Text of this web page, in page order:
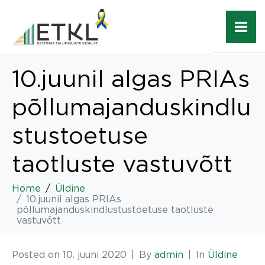
10.juunil algas PRIAs
põllumajanduskindlu
stustoetuse
taotluste vastuvõtt
Home
Üldine
10.juunil algas PRIAs
põllumajanduskindlustustoetuse taotluste
vastuvõtt
Posted on 10. juuni 2020 By admin In Üldine